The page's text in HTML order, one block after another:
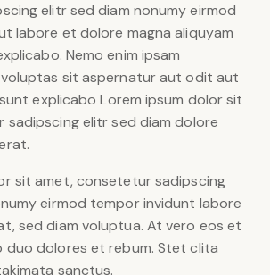
elitr sed diam nonumy eirmod
labore et dolore magna aliquyam
Nemo enim ipsam
sit aspernatur aut odit aut
explicabo Lorem ipsum dolor sit
elitr sed diam dolore
sit amet, consetetur sadipscing
eirmod tempor invidunt labore
sed diam voluptua. At vero eos et
duo dolores et rebum. Stet clita
sanctus.